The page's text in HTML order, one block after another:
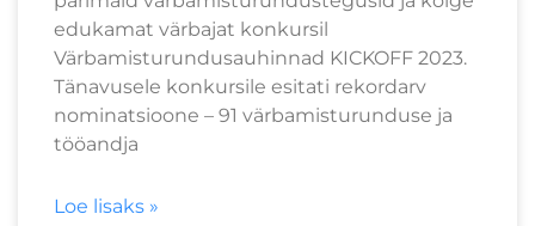
edukamat värbajat konkursil
Värbamisturundusauhinnad KICKOFF 2023.
Tänavusele konkursile esitati rekordarv
nominatsioone – 91 värbamisturunduse ja
tööandja
Loe lisaks »